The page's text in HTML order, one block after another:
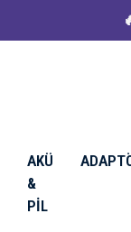
AKÜ
&
PİL